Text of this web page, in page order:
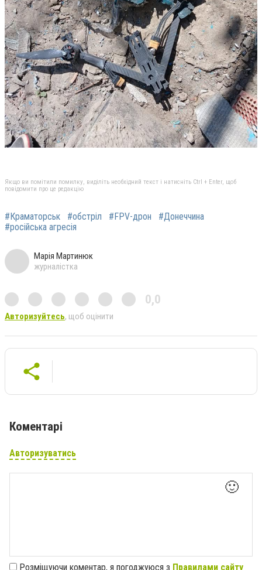
Якщо ви помітили помилку, виділіть необхідний текст і натисніть Ctrl + Enter, щоб
повідомити про це редакцію
#Краматорськ #обстріл #FPV-дрон
#Донеччина
#російська агресія
Марія Мартинюк
журналістка
0,0
Авторизуйтесь, щоб оцінити
Коментарі
Авторизуватись
🙂
Розміщуючи коментар, я погоджуюся з Правилами сайту